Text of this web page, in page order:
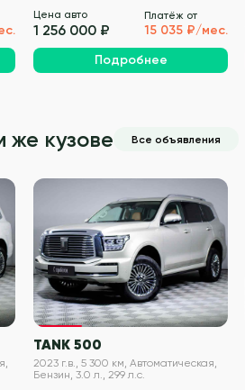
Цена авто
1 256 000 ₽
Платёж от
15 035 ₽/мес.
Подробнее
же кузове Все объявления
VIN проверен
TANK 500
2023 г.в., 5 300 км, Автоматическая,
Бензин, 3.0 л., 299 л.с.